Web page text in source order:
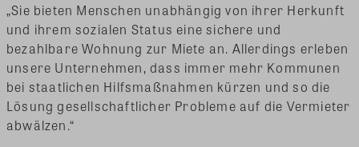
„Sie bieten Menschen unabhängig von ihrer Herkunft
und ihrem sozialen Status eine sichere und
bezahlbare Wohnung zur Miete an. Allerdings erleben
unsere Unternehmen, dass immer mehr Kommunen
bei staatlichen Hilfsmaßnahmen kürzen und so die
Lösung gesellschaftlicher Probleme auf die Vermieter
abwälzen.“